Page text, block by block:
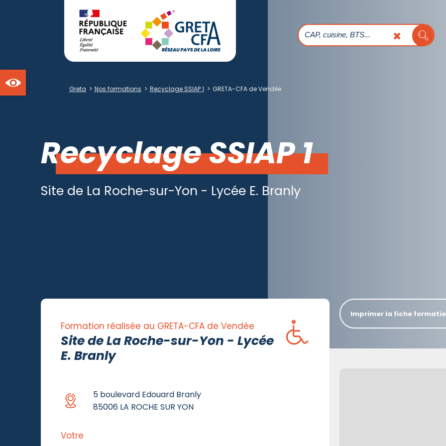
Greta > Nos formations > Recyclage SSIAP 1 > GRETA-CFA de Vendée
Recyclage SSIAP 1
Site de La Roche-sur-Yon - Lycée E. Branly
Formation réalisée au GRETA-CFA de Vendée
Site de La Roche-sur-Yon - Lycée
E. Branly
5 boulevard Edouard Branly
85006 LA ROCHE SUR YON
Votre
Imprimer la fiche
Ouvrir la barre d'outils